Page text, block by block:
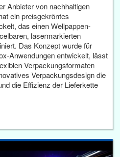
Anbieter von nachhaltigen
ein preisgekröntes
das einen Wellpappen-
lasermarkierten
Das Konzept wurde für
Anwendungen entwickelt, lässt
Verpackungsformaten
Verpackungsdesign die
die Effizienz der Lieferkette